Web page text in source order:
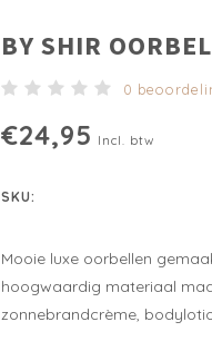
BY SHIR
0
€24,95 Incl. btw
SKU:
Mooie luxe oorbellen
hoogwaardig materiaal
zonnebrandcrème,